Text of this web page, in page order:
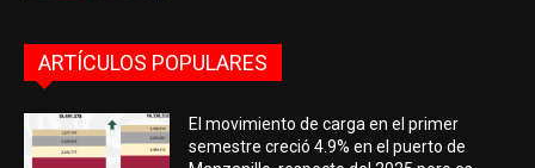
ARTÍCULOS POPULARES
El movimiento de carga en el primer
semestre creció 4.9% en el puerto de